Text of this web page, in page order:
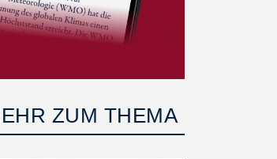
ZUM THEMA